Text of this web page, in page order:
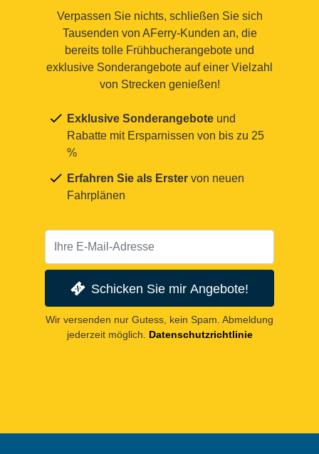
Verpassen Sie nichts, schließen Sie sich
Tausenden von AFerry-Kunden an, die
bereits tolle Frühbucherangebote und
exklusive Sonderangebote auf einer Vielzahl
von Strecken genießen!
Exklusive Sonderangebote und
Rabatte mit Ersparnissen von bis zu 25
%
Erfahren Sie als Erster von neuen
Fahrplänen
Schicken Sie mir Angebote!
Wir versenden nur Gutess, kein Spam. Abmeldung
jederzeit möglich.
Datenschutzrichtlinie